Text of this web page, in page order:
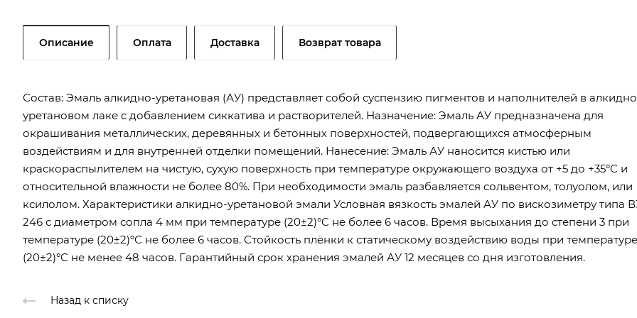
Описание Оплата Доставка Возврат товара
Состав: Эмаль алкидно-уретановая (АУ) представляет собой суспензию пигментов и наполнителей в
уретановом лаке с добавлением сиккатива и растворителей. Назначение: Эмаль АУ предназначена для
окрашивания металлических, деревянных и бетонных поверхностей, подвергающихся атмосферным
воздействиям и для внутренней отделки помещений. Нанесение: Эмаль АУ наносится кистью или
краскораспылителем на чистую, сухую поверхность при температуре окружающего воздуха от +5 до +35°C и
относительной влажности не более 80%. При необходимости эмаль разбавляется сольвентом, толуолом, или
ксилолом. Характеристики алкидно-уретановой эмали Условная вязкость эмалей АУ по вискозиметру типа
246 с диаметром сопла 4 мм при температуре (20±2)°C не более 6 часов. Время высыхания до степени 3 при
температуре (20±2)ºС не более 6 часов. Стойкость плёнки к статическому воздействию воды при температуре
(20±2)°C не менее 48 часов. Гарантийный срок хранения эмалей АУ 12 месяцев со дня изготовления.
Назад к списку